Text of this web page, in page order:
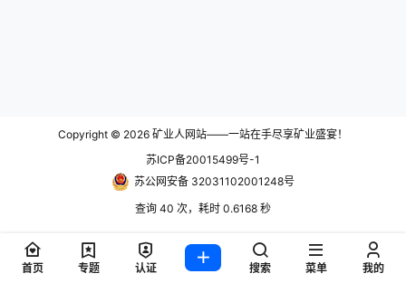
Copyright © 2026 矿业人网站——一站在手尽享矿业盛宴！
苏ICP备20015499号-1
苏公网安备 32031102001248号
查询 40 次，耗时 0.6168 秒
首页 专题 认证 搜索 菜单 我的